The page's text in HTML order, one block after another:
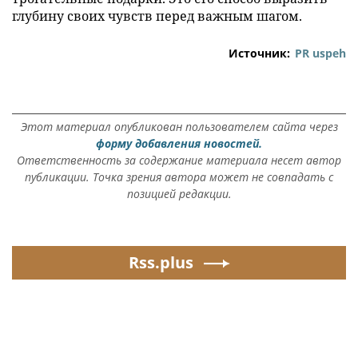
глубину своих чувств перед важным шагом.
Источник: PR uspeh
Этот материал опубликован пользователем сайта через
форму добавления новостей.
Ответственность за содержание материала несет автор
публикации. Точка зрения автора может не совпадать с
позицией редакции.
Rss.plus